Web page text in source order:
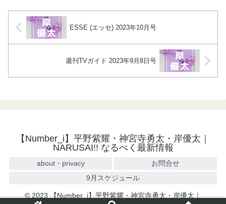
ESSE (エッセ) 2023年10月号
週刊TVガイド 2023年9月8日号
【Number_i】平野紫耀・神宮寺勇太・岸優太｜
NARUSAI!! なるべく最新情報
about・privacy
お問合せ
9月スケジュール
© 2023 【Number_i】平野紫耀・神宮寺勇太・岸優太｜